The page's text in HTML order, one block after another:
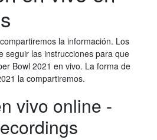
la información. Los
seguir las instrucciones para que
Bowl 2021 en vivo. La forma de
la compartiremos.
vivo online -